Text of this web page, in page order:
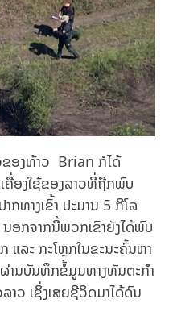
ອງທ້າວ Brian ກໍໄດ້
ຄື່ອງໃຊ້ຂອງລາວທີ່ຖືກພົບ
ກທາງເຂົ້າ ປະມານ 5 ກີໂລ
ອກຈາກນີ້ພວກເຂົາຍັງໄດ້ພົບ
ແລະ ກະໂຫຼກໃນຂະນະຄົ້ນຫາ
ນບັນທຶກຂໍ້ມູນທາງທັນຕະກຳ
ວ ເຊິ່ງເສຍຊີວິດມາໄດ້ດົນ